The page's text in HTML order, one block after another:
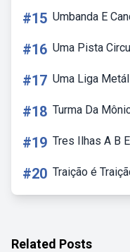
#15 Umbanda E
#16 Uma Pista
#17 Uma Liga
#18 Turma Da
#19 Tres Ilhas A B
#20 Traição é
Related Posts